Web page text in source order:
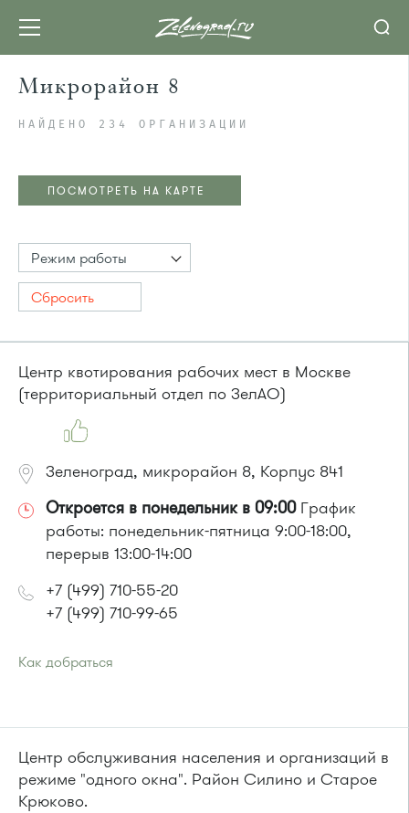
Микрорайон 8
НАЙДЕНО 234 ОРГАНИЗАЦИИ
ПОСМОТРЕТЬ НА КАРТЕ
Режим работы
Сбросить
ПОСМОТРЕТЬ НА КАРТЕ
Центр квотирования рабочих мест в Москве
(территориальный отдел по ЗелАО)
Зеленоград, микрорайон 8, Корпус 841
Откроется в понедельник в 09:00График
работы: понедельник-пятница 9:00-18:00,
перерыв 13:00-14:00
+7 (499) 710-55-20
+7 (499) 710-99-65
Как добраться
Маршрутка № 460м
или до остановки"Универсам":
Автобусы № 2, 3, 9, 11, 19, 21, 31, 32.
Маршрутка № 409м, 419м
Центр обслуживания населения и организаций в
режиме "одного окна". Район Силино и Старое
Крюково.